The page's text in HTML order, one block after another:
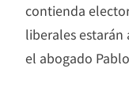
contienda
liberales estarán
el abogado